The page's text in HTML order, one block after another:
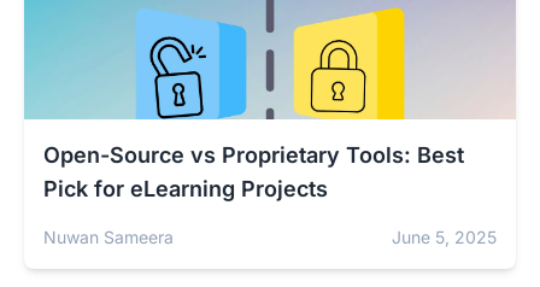
Open-Source vs Proprietary Tools: Best
Pick for eLearning Projects
Nuwan Sameera June 5, 2025